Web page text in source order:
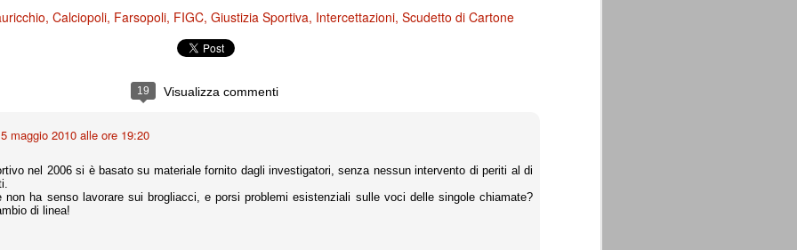
Calciopoli Farsopoli FIGC Giustizia Sportiva Intercettazioni Scudetto di Cartone
19 Visualizza commenti
maggio 2010 alle ore 19:20
nel 2006 si è basato su materiale fornito dagli investigatori, senza nessun intervento di periti al di
non ha senso lavorare sui brogliacci, e porsi problemi esistenziali sulle voci delle singole chiamate?
di linea!
del diritto oggettivo nazionale, il
giocatori arrivati.
solo a 10 minuti dalla fine, dopo essere rimasta in 10 uomini.
regalato un'urna non facile alle italiane, specialmente alla Juventus,
forse più avvincente:
Donetsk (Ucr), Malmoe (Sve)
Utd (Ing), Cska Mosca (Rus), Wolfsburg (Ger).